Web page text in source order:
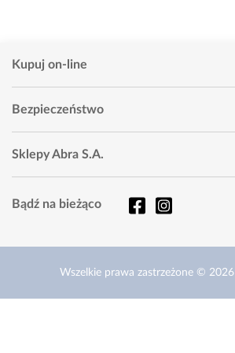
Kupuj on-line
Bezpieczeństwo
Sklepy Abra S.A.
Bądź na bieżąco
Wszelkie prawa zastrzeżone © 2026